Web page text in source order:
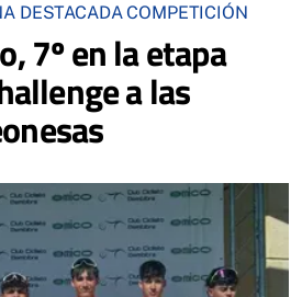
DESTACADA COMPETICIÓN
7º en la etapa
a las